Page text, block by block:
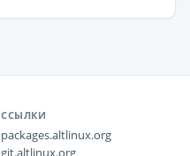
ССЫЛКИ
packages.altlinux.org
git.altlinux.org